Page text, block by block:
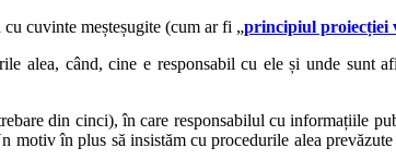
cu cuvinte meșteșugite (cum ar fi „principiul proiecției
alea, când, cine e responsabil cu ele și unde sunt
din cinci), în care responsabilul cu informațiile
în plus să insistăm cu procedurile alea